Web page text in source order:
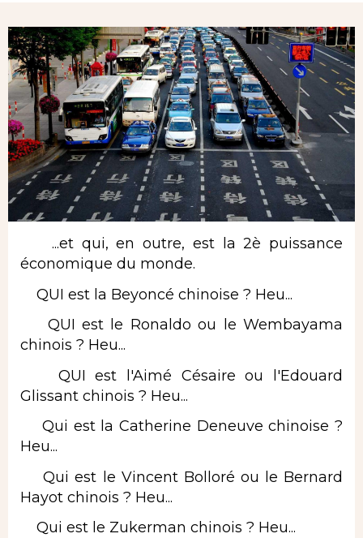
...et qui, en outre, est la 2è puissance
économique du monde.
QUI est la Beyoncé chinoise ? Heu...
QUI est le Ronaldo ou le Wembayama
chinois ? Heu...
QUI est l'Aimé Césaire ou l'Edouard
Glissant chinois ? Heu...
Qui est la Catherine Deneuve chinoise ?
Heu...
Qui est le Vincent Bolloré ou le Bernard
Hayot chinois ? Heu...
Qui est le Zukerman chinois ? Heu...